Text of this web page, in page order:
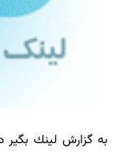
به گزارش لینك بگیر